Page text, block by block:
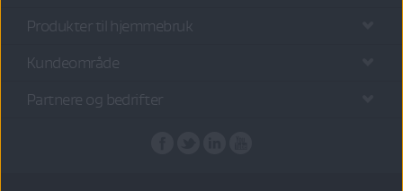
Produkter til hjemmebruk
Kundeområde
Partnere og bedrifter